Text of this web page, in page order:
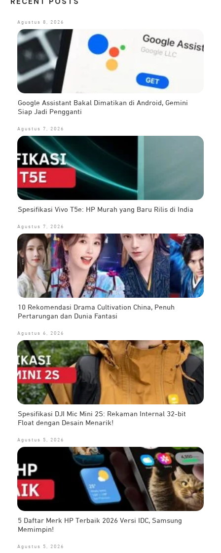
Agustus 8, 2026
Google Assistant Bakal Dimatikan di Android, Gemini
Siap Jadi Pengganti
Agustus 7, 2026
Spesifikasi Vivo T5e: HP Murah yang Baru Rilis di India
Agustus 7, 2026
10 Rekomendasi Drama Cultivation China, Penuh
Pertarungan dan Dunia Fantasi
Agustus 6, 2026
Spesifikasi DJI Mic Mini 2S: Rekaman Internal 32-bit
Float dengan Desain Menarik!
Agustus 5, 2026
5 Daftar Merk HP Terbaik 2026 Versi IDC, Samsung
Memimpin!
Agustus 5, 2026